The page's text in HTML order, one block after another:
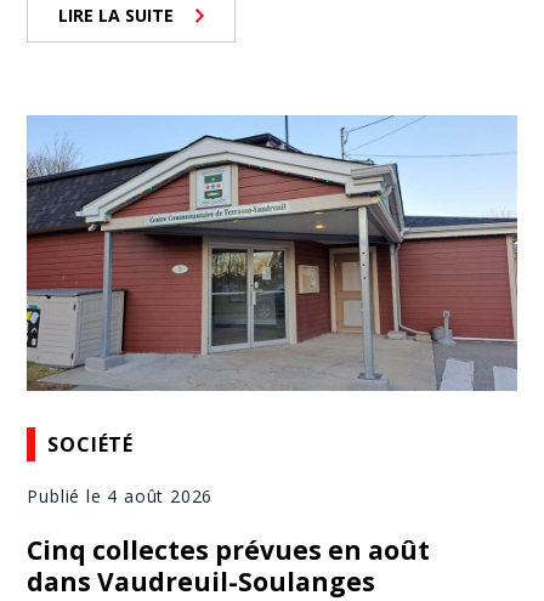
LIRE LA SUITE
SOCIÉTÉ
Publié le 4 août 2026
Cinq collectes prévues en août
dans Vaudreuil-Soulanges